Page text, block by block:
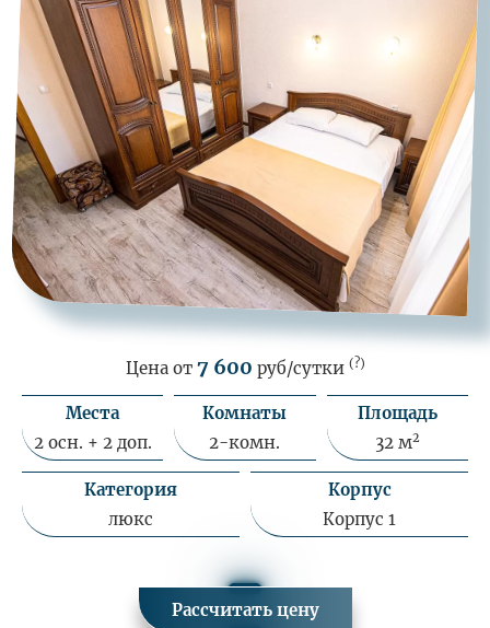
Цена от 7 600 руб/сутки (?)
Места
2 осн. + 2 доп.
Комнаты
2-комн.
Площадь
32 м2
Категория
люкс
Корпус
Корпус 1
Рассчитать цену